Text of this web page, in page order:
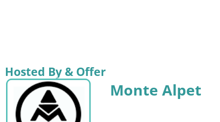
Hosted By & Offer
Monte Alpet